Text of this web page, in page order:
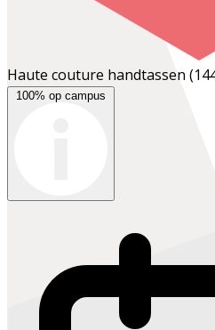
Haute couture handtassen
100% op campus